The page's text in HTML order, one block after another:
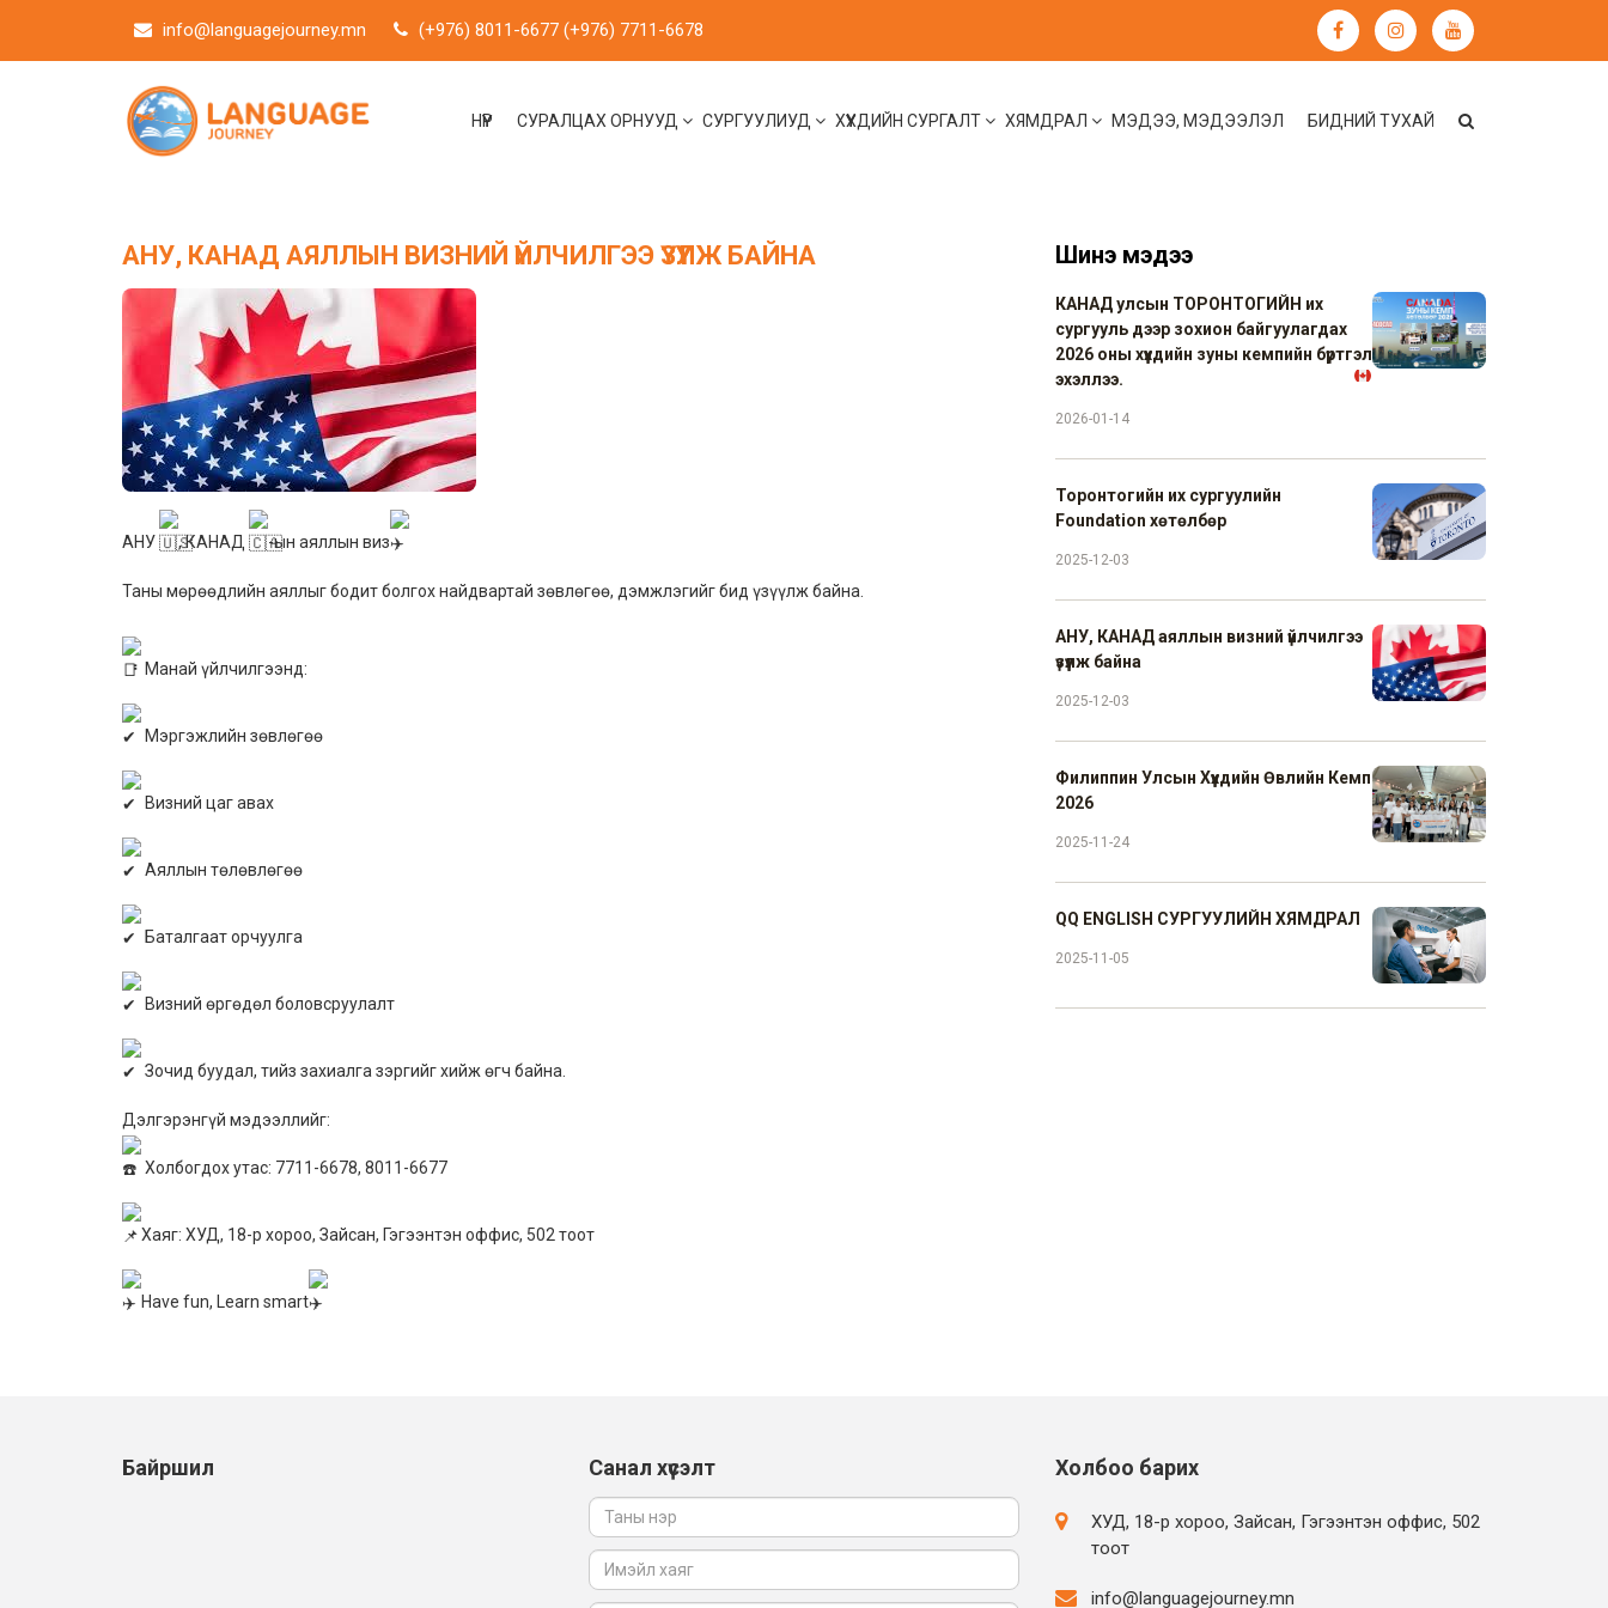
info@languagejourney.mn (+976) 8011-6677 (+976) 7711-6678
НҮҮР СУРАЛЦАХ ОРНУУД СУРГУУЛИУД ХҮҮХДИЙН СУРГАЛТ ХЯМДРАЛ МЭДЭЭ, МЭДЭЭЛЭЛ БИДНИЙ ТУХАЙ
АНУ, КАНАД АЯЛЛЫН ВИЗНИЙ ҮЙЛЧИЛГЭЭ ҮЗҮҮЛЖ БАЙНА
АНУ , КАНАД -ын аяллын виз
Таны мөрөөдлийн аяллыг бодит болгох найдвартай зөвлөгөө, дэмжлэгийг бид үзүүлж байна.
Манай үйлчилгээнд:
Мэргэжлийн зөвлөгөө
Визний цаг авах
Аяллын төлөвлөгөө
Баталгаат орчуулга
Визний өргөдөл боловсруулалт
Зочид буудал, тийз захиалга зэргийг хийж өгч байна.
Дэлгэрэнгүй мэдээллийг:
Холбогдох утас: 7711-6678, 8011-6677
Хаяг: ХУД, 18-р хороо, Зайсан, Гэгээнтэн оффис, 502 тоот
Have fun, Learn smart
Шинэ мэдээ
КАНАД улсын ТОРОНТОГИЙН их
сургууль дээр зохион байгуулагдах
2026 оны хүүхдийн зуны кемпийн бүртгэл
эхэллээ.
2026-01-14
Торонтогийн их сургуулийн
Foundation хөтөлбөр
2025-12-03
АНУ, КАНАД аяллын визний үйлчилгээ
үзүүлж байна
2025-12-03
Филиппин Улсын Хүүхдийн Өвлийн Кемп
2026
2025-11-24
QQ ENGLISH СУРГУУЛИЙН ХЯМДРАЛ
2025-11-05
Байршил Санал хүсэлт Холбоо барих
ХУД, 18-р хороо, Зайсан, Гэгээнтэн оффис, 502
тоот
info@languagejourney.mn